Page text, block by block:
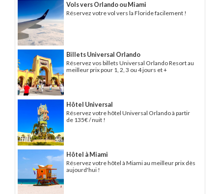
Vols vers Orlando ou Miami
Réservez votre vol vers la Floride facilement !
Billets Universal Orlando
Réservez vos billets Universal Orlando Resort au
meilleur prix pour 1, 2, 3 ou 4 jours et +
Hôtel Universal
Réservez votre hôtel Universal Orlando à partir
de 135€ / nuit !
Hôtel à Miami
Réservez votre hôtel à Miami au meilleur prix dès
aujourd'hui !